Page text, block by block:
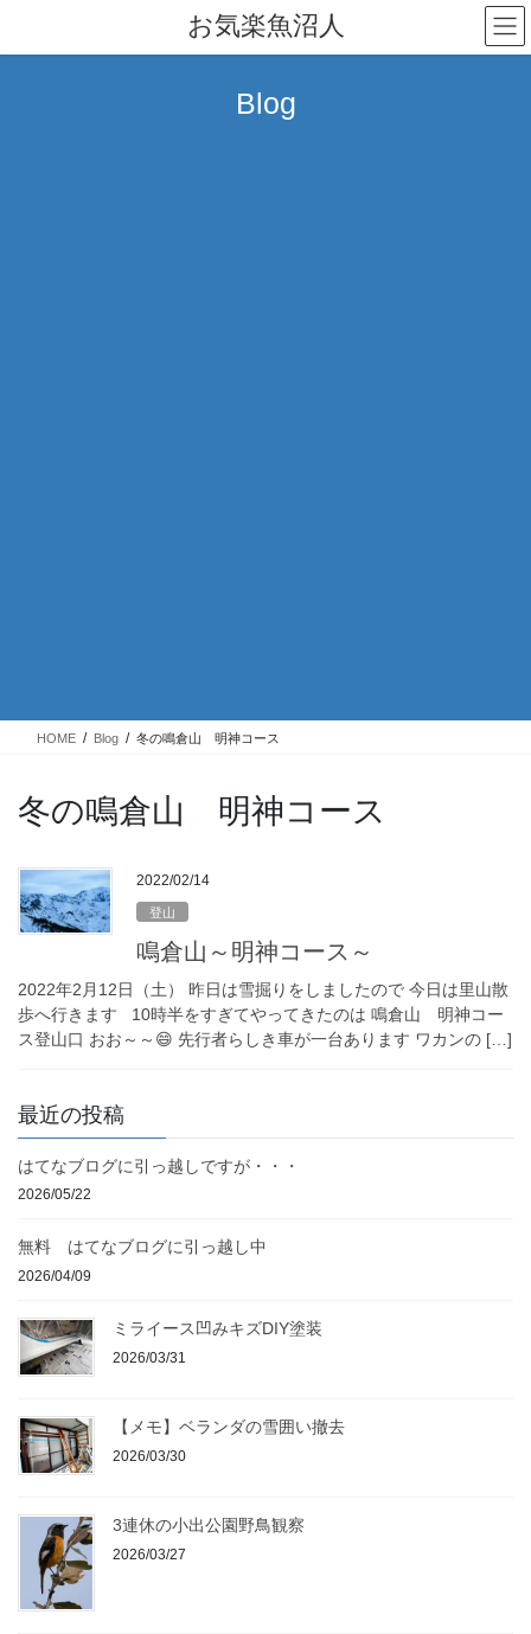
テ
ゲ
お気楽魚沼人
Blog
HOME Blog 冬の鳴倉山 明神コース
冬の鳴倉山 明神コース
2022/02/14
登山
鳴倉山～明神コース～
2022年2月12日（土） 昨日は雪掘りをしましたので 今日は里山散
歩へ行きます 10時半をすぎてやってきたのは 鳴倉山 明神コー
ス登山口 おお～～😄 先行者らしき車が一台あります ワカンの […]
最近の投稿
はてなブログに引っ越しですが・・・
2026/05/22
無料 はてなブログに引っ越し中
2026/04/09
ミライース凹みキズDIY塗装
2026/03/31
【メモ】ベランダの雪囲い撤去
2026/03/30
3連休の小出公園野鳥観察
2026/03/27